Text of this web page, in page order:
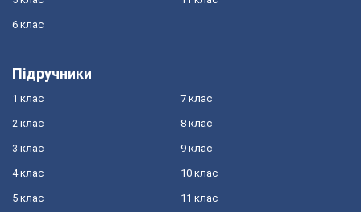
6 клас
Підручники
1 клас
2 клас
3 клас
4 клас
5 клас
7 клас
8 клас
9 клас
10 клас
11 клас